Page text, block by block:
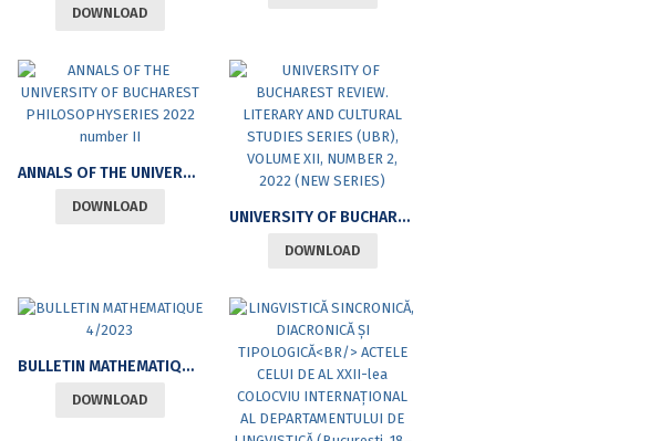
DOWNLOAD
ANNALS OF THE UNIVERSITY OF BUCHAREST PHILOSOPHYSERIES 2022 NUMBER II
DOWNLOAD
UNIVERSITY OF BUCHAREST REVIEW. LITERARY AND CULTURAL STUDIES SERIES (UBR), VOLUME XII, NUMBER 2, 2022 (NEW SERIES)
DOWNLOAD
BULLETIN MATHEMATIQUE 4/2023
DOWNLOAD